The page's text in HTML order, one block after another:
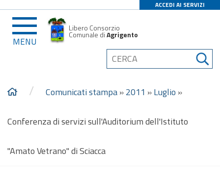
ACCEDI AI SERVIZI
MENU
Libero Consorzio
Comunale diAgrigento
/ Comunicati stampa»2011 »Luglio »
Conferenza di servizi sull'Auditorium dell'Istituto
"Amato Vetrano" di Sciacca